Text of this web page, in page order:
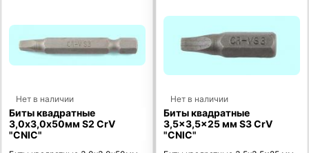
Нет в наличии
Биты квадратные
3,0х3,0х50мм S2 CrV
"CNIC"
Нет в наличии
Биты квадратные
3,5x3,5x25 мм S3 CrV
"CNIC"